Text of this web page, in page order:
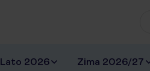
Lato 2026 Zima 2026/27